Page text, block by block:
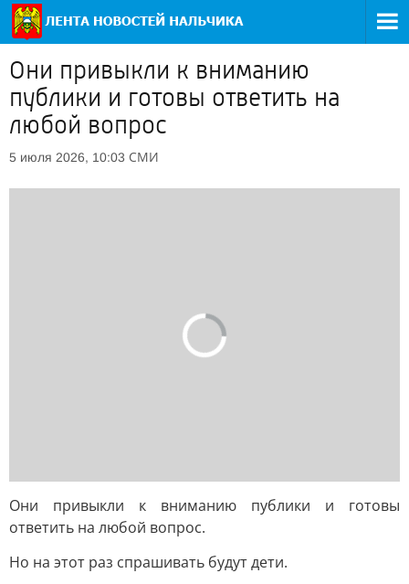
Они привыкли к вниманию
публики и готовы ответить на
любой вопрос
5 июля 2026, 10:03 СМИ
Они привыкли к вниманию публики и готовы
ответить на любой вопрос.
Но на этот раз спрашивать будут дети.